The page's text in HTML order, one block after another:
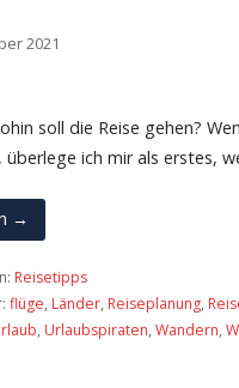
2021
soll die Reise gehen?
überlege ich mir als erstes,
→
Reisetipps
flüge, Länder, Reiseplanung,
, Urlaubspiraten, Wandern,